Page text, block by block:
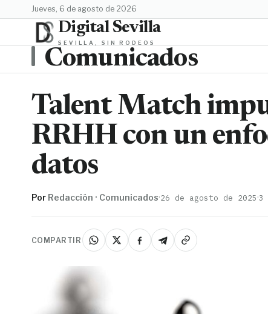
jueves, 6 de agosto de 2026
Digital Sevilla
SEVILLA, SIN RODEOS
Comunicados
Talent Match
RRHH con un
datos
Por Redacción · Comunicados·26 de agosto de 2025·3
COMPARTIR